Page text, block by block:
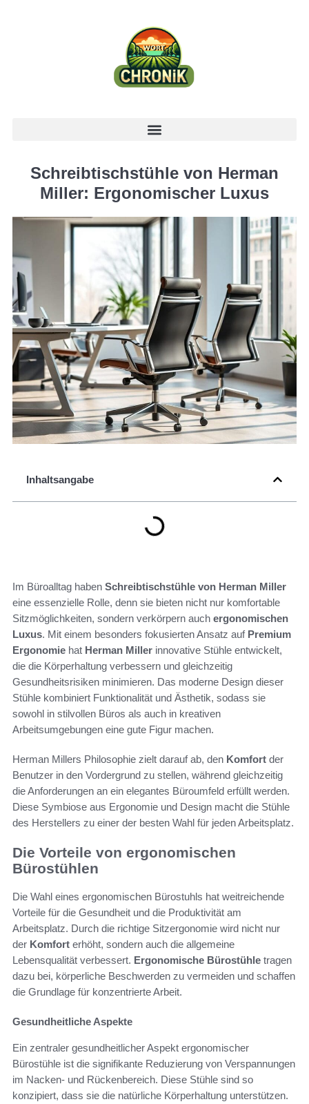
Schreibtischstühle von Herman
Miller: Ergonomischer Luxus
Inhaltsangabe
Im Büroalltag haben Schreibtischstühle von Herman Miller
eine essenzielle Rolle, denn sie bieten nicht nur komfortable
Sitzmöglichkeiten, sondern verkörpern auch ergonomischen
Luxus. Mit einem besonders fokusierten Ansatz auf Premium
Ergonomie hat Herman Miller innovative Stühle entwickelt,
die die Körperhaltung verbessern und gleichzeitig
Gesundheitsrisiken minimieren. Das moderne Design dieser
Stühle kombiniert Funktionalität und Ästhetik, sodass sie
sowohl in stilvollen Büros als auch in kreativen
Arbeitsumgebungen eine gute Figur machen.
Herman Millers Philosophie zielt darauf ab, den Komfort der
Benutzer in den Vordergrund zu stellen, während gleichzeitig
die Anforderungen an ein elegantes Büroumfeld erfüllt werden.
Diese Symbiose aus Ergonomie und Design macht die Stühle
des Herstellers zu einer der besten Wahl für jeden Arbeitsplatz.
Die Vorteile von ergonomischen
Bürostühlen
Die Wahl eines ergonomischen Bürostuhls hat weitreichende
Vorteile für die Gesundheit und die Produktivität am
Arbeitsplatz. Durch die richtige Sitzergonomie wird nicht nur
der Komfort erhöht, sondern auch die allgemeine
Lebensqualität verbessert. Ergonomische Bürostühle tragen
dazu bei, körperliche Beschwerden zu vermeiden und schaffen
die Grundlage für konzentrierte Arbeit.
Gesundheitliche Aspekte
Ein zentraler gesundheitlicher Aspekt ergonomischer
Bürostühle ist die signifikante Reduzierung von Verspannungen
im Nacken- und Rückenbereich. Diese Stühle sind so
konzipiert, dass sie die natürliche Körperhaltung unterstützen.